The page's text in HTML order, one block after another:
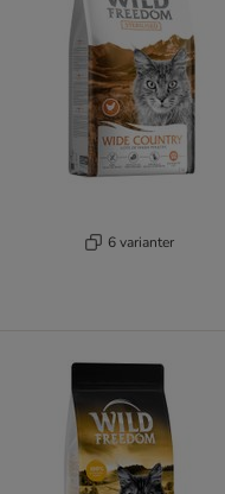
6 varianter